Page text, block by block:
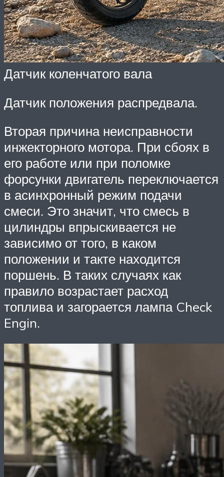
Датчик коленчатого вала
Датчик положения распредвала.
Вторая причина неисправности
инжекторного мотора. При сбоях в
его работе или при поломке
форсунки двигатель переключается
в асинхронный режим подачи
смеси. Это значит, что смесь в
цилиндры впрыскивается не
зависимо от того, в каком
положении и такте находится
поршень. В таких случаях как
правило возрастает расход
топлива и загорается лампа Check
Engin.